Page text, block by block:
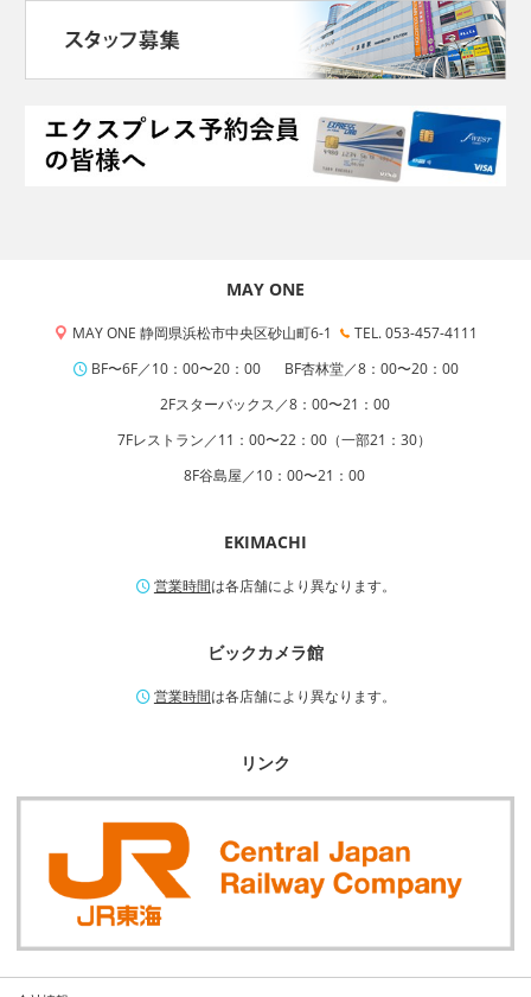
MAY ONE
MAY ONE 静岡県浜松市中央区砂山町6-1
TEL. 053-457-4111
BF〜6F／10：00〜20：00
BF杏林堂／8：00〜20：00
2Fスターバックス／8：00〜21：00
7Fレストラン／11：00〜22：00（一部21：30）
8F谷島屋／10：00〜21：00
EKIMACHI
営業時間は各店舗により異なります。
ビックカメラ館
営業時間は各店舗により異なります。
リンク